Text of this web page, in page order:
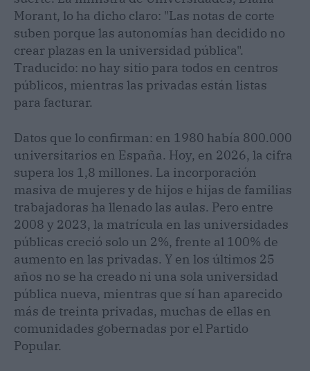
Morant, lo ha dicho claro: "Las notas de corte
suben porque las autonomías han decidido no
crear plazas en la universidad pública".
Traducido: no hay sitio para todos en centros
públicos, mientras las privadas están listas
para facturar.
Datos que lo confirman: en 1980 había 800.000
universitarios en España. Hoy, en 2026, la cifra
supera los 1,8 millones. La incorporación
masiva de mujeres y de hijos e hijas de familias
trabajadoras ha llenado las aulas. Pero entre
2008 y 2023, la matrícula en las universidades
públicas creció solo un 2%, frente al 100% de
aumento en las privadas. Y en los últimos 25
años no se ha creado ni una sola universidad
pública nueva, mientras que sí han aparecido
más de treinta privadas, muchas de ellas en
comunidades gobernadas por el Partido
Popular.